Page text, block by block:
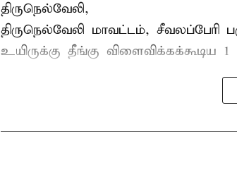
திருநெல்வேலி,
திருநெல்வேலி மாவட்டம், சீவலப்பேரி
உயிருக்கு தீங்கு விளைவிக்கக்கூடிய 1